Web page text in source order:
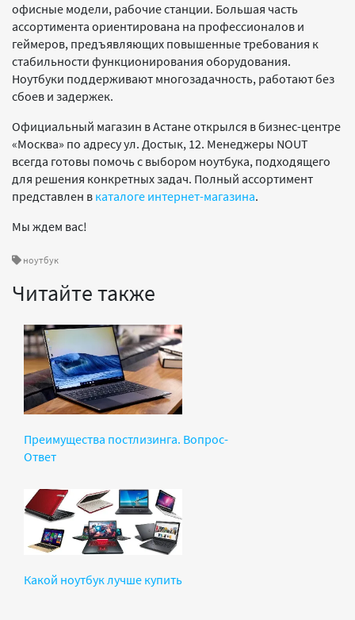
офисные модели, рабочие станции. Большая часть
ассортимента ориентирована на профессионалов и
геймеров, предъявляющих повышенные требования к
стабильности функционирования оборудования.
Ноутбуки поддерживают многозадачность, работают без
сбоев и задержек.
Официальный магазин в Астане открылся в бизнес-центре
«Москва» по адресу ул. Достык, 12. Менеджеры NOUT
всегда готовы помочь с выбором ноутбука, подходящего
для решения конкретных задач. Полный ассортимент
представлен в каталоге интернет-магазина.
Мы ждем вас!
ноутбук
Читайте также
Преимущества постлизинга. Вопрос-
Ответ
Какой ноутбук лучше купить